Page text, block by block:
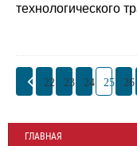
технологического
22 23 24 25 26
ГЛАВНАЯ